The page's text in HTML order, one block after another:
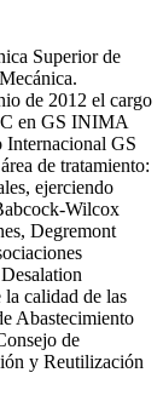
Superior de
de 2012 el cargo
en GS INIMA
Internacional GS
de tratamiento:
ejerciendo
Wilcox
Degremont
calidad de las
Abastecimiento
de
y Reutilización